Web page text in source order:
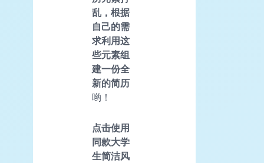
乱，根据
自己的需
求利用这
些元素组
建一份全
新的简历
哟！
点击使用
同款大学
生简洁风